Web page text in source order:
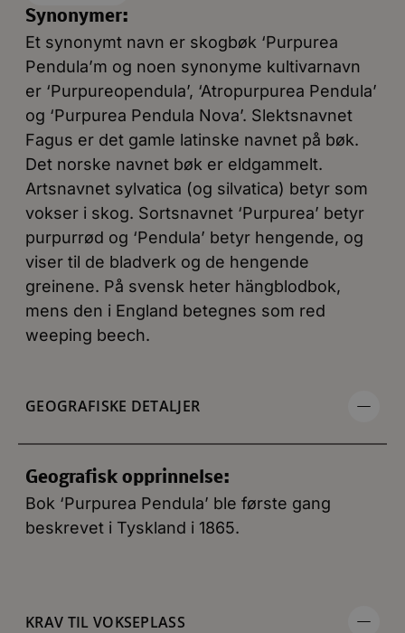
Synonymer:
Et synonymt navn er skogbøk ‘Purpurea
Pendula’m og noen synonyme kultivarnavn
er ‘Purpureopendula’, ‘Atropurpurea Pendula’
og ‘Purpurea Pendula Nova’. Slektsnavnet
Fagus er det gamle latinske navnet på bøk.
Det norske navnet bøk er eldgammelt.
Artsnavnet sylvatica (og silvatica) betyr som
vokser i skog. Sortsnavnet ‘Purpurea’ betyr
purpurrød og ‘Pendula’ betyr hengende, og
viser til de bladverk og de hengende
greinene. På svensk heter hängblodbok,
mens den i England betegnes som red
weeping beech.
GEOGRAFISKE DETALJER
Geografisk opprinnelse:
Bok ‘Purpurea Pendula’ ble første gang
beskrevet i Tyskland i 1865.
KRAV TIL VOKSEPLASS